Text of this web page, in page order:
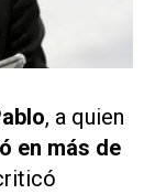
, a quien
en más de